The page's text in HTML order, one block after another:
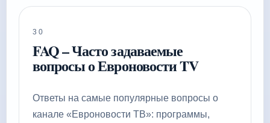
30
FAQ – Часто задаваемые
вопросы о Евроновости TV
Ответы на самые популярные вопросы о
канале «Евроновости ТВ»: программы,